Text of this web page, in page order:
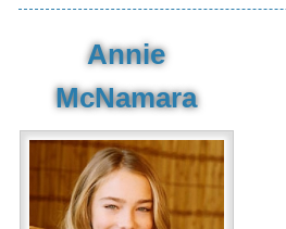
Annie
McNamara